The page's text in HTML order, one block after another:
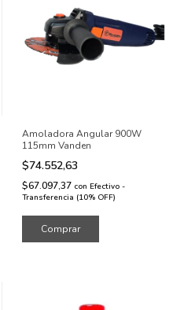
Amoladora Angular 900W
115mm Vanden
$74.552,63
$67.097,37 con Efectivo -
Transferencia (10% OFF)